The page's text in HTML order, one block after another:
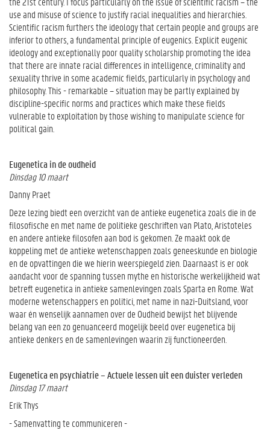
use and misuse of science to justify racial inequalities and hierarchies.
Scientific racism furthers the ideology that certain people and groups are
inferior to others, a fundamental principle of eugenics. Explicit eugenic
ideology and exceptionally poor quality scholarship promoting the idea
that there are innate racial differences in intelligence, criminality and
sexuality thrive in some academic fields, particularly in psychology and
philosophy. This - remarkable – situation may be partly explained by
discipline-specific norms and practices which make these fields
vulnerable to exploitation by those wishing to manipulate science for
political gain.
Eugenetica in de oudheid
Dinsdag 10 maart
Danny Praet
Deze lezing biedt een overzicht van de antieke eugenetica zoals die in de
filosofische en met name de politieke geschriften van Plato, Aristoteles
en andere antieke filosofen aan bod is gekomen. Ze maakt ook de
koppeling met de antieke wetenschappen zoals geneeskunde en biologie
en de opvattingen die we hierin weerspiegeld zien. Daarnaast is er ook
aandacht voor de spanning tussen mythe en historische werkelijkheid wat
betreft eugenetica in antieke samenlevingen zoals Sparta en Rome. Wat
moderne wetenschappers en politici, met name in nazi-Duitsland, voor
waar én wenselijk aannamen over de Oudheid bewijst het blijvende
belang van een zo genuanceerd mogelijk beeld over eugenetica bij
antieke denkers en de samenlevingen waarin zij functioneerden.
Eugenetica en psychiatrie – Actuele lessen uit een duister verleden
Dinsdag 17 maart
Erik Thys
- Samenvatting te communiceren -